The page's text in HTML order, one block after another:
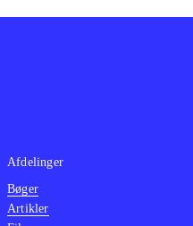
Afdelinger
Bøger
Artikler